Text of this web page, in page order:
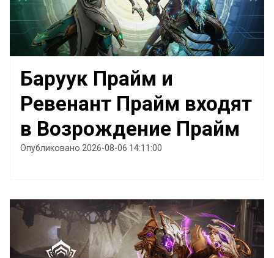
Баруук Прайм и
Ревенант Прайм входят
в Возрождение Прайм
Опубликовано 2026-08-06 14:11:00